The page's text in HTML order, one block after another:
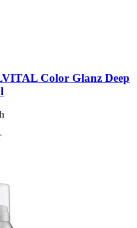
Color Glanz Deep